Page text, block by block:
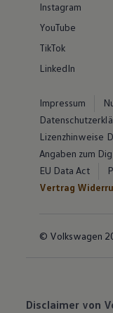
Instagram
YouTube
TikTok
LinkedIn
Impressum
Lizenzhinweise
Angaben zum
EU Data Act
Vertrag
© Volkswagen
Disclaimer von